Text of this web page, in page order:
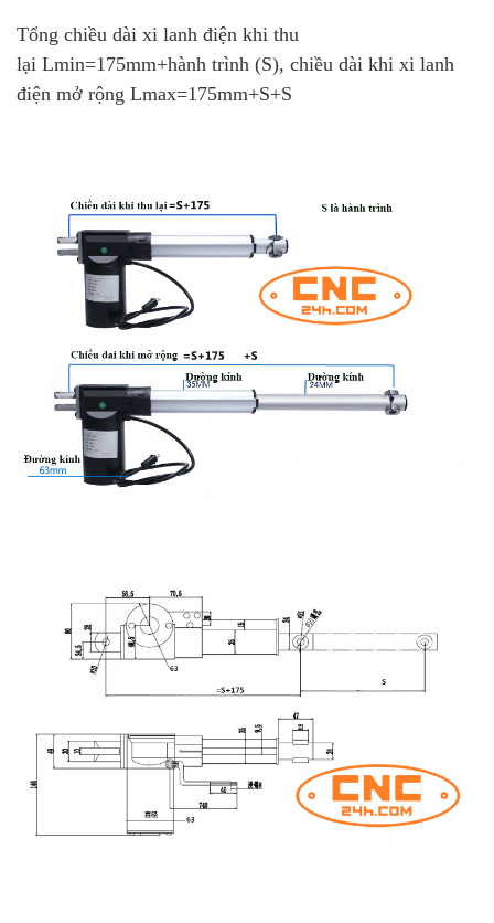
Tổng chiều dài xi lanh điện khi thu
lại Lmin=175mm+hành trình (S), chiều dài khi xi lanh
điện mở rộng Lmax=175mm+S+S